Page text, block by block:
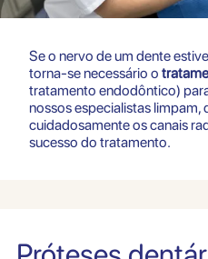
Se o nervo de um dente
torna-se necessário o
tratamento endodôntico)
nossos especialistas limpam,
cuidadosamente os canais
sucesso do tratamento.